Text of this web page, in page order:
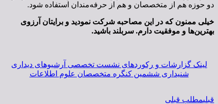
دو حوزه هم از متخصصان و هم از حرفه‌مندان استفاده شود.
خیلی ممنون که در این مصاحبه شرکت نمودید و برایتان آرزوی
بهترین‌­ها و موفقیت دارم. سربلند باشید.
لینک گزارشات و رکوردهای نشست تخصصی آرشیوهای دیداری
شنیداری ششمین کنگره متخصصان علوم اطلاعات
قبلیمطلب قبلی